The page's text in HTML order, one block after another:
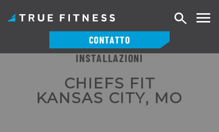
CONTATTO
Ricerca
INSTALLAZIONI
CHIEFS FIT
KANSAS CITY, MO